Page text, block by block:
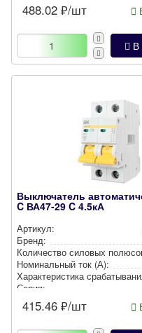
488.02 ₽/шт
Выключатель
C ВА47-29 C 4.5кА
Артикул:
Бренд:
Количество силовых
Номи­наль­ный ток (А):
Харак­те­рис­ти­ка
Серия:
415.46 ₽/шт